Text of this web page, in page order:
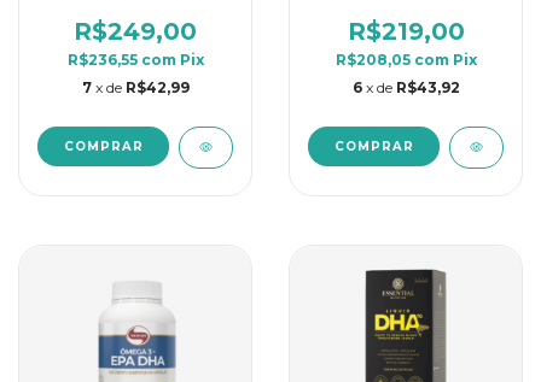
R$249,00
R$236,55 com Pix
7 x de R$42,99
R$219,00
R$208,05 com Pix
6 x de R$43,92